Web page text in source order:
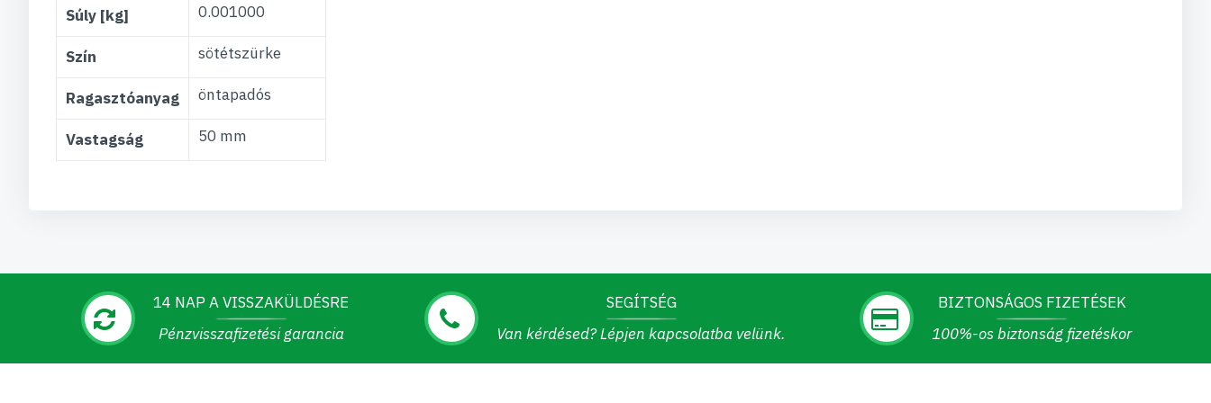
Súly [kg] 0.001000
Szín sötétszürke
Ragasztóanyag öntapadós
Vastagság 50 mm
14 NAP A VISSZAKÜLDÉSRE
Pénzvisszafizetési garancia
SEGÍTSÉG
Van kérdésed? Lépjen kapcsolatba velünk.
BIZTONSÁGOS FIZETÉSEK
100%-os biztonság fizetéskor